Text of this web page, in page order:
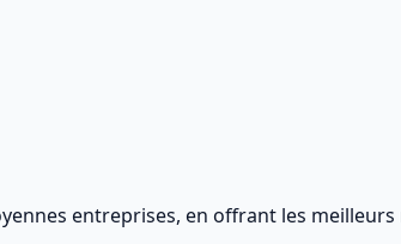
entreprises, en offrant les